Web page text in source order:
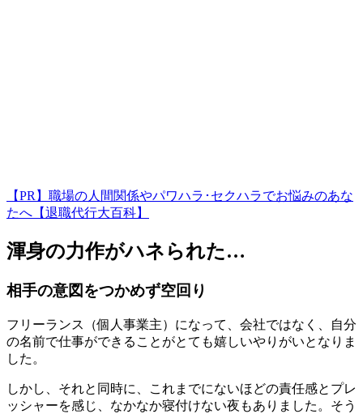
【PR】職場の人間関係やパワハラ･セクハラでお悩みのあな
たへ【退職代行大百科】
渾身の力作がハネられた…
相手の意図をつかめず空回り
フリーランス（個人事業主）になって、会社ではなく、自分
の名前で仕事ができることがとても嬉しいやりがいとなりま
した。
しかし、それと同時に、これまでにないほどの責任感とプレ
ッシャーを感じ、なかなか寝付けない夜もありました。そう